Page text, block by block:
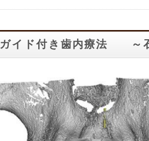
ガイド付き歯内療法 ～